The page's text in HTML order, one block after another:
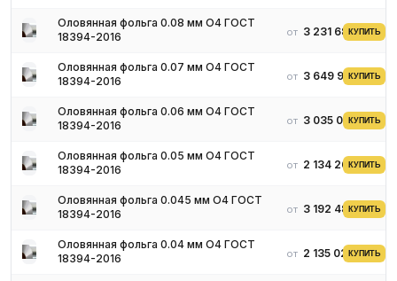
Оловянная фольга 0.08 мм О4 ГОСТ
18394-2016
от 3 231 685 ₽КУПИТЬ
Оловянная фольга 0.07 мм О4 ГОСТ
18394-2016
от 3 649 909 ₽
КУПИТЬ
Оловянная фольга 0.06 мм О4 ГОСТ
18394-2016
от 3 035 043 ₽
КУПИТЬ
Оловянная фольга 0.05 мм О4 ГОСТ
18394-2016
от 2 134 264 ₽КУПИТЬ
Оловянная фольга 0.045 мм О4 ГОСТ
18394-2016
от 3 192 483 ₽КУПИТЬ
Оловянная фольга 0.04 мм О4 ГОСТ
18394-2016
от 2 135 027 ₽КУПИТЬ